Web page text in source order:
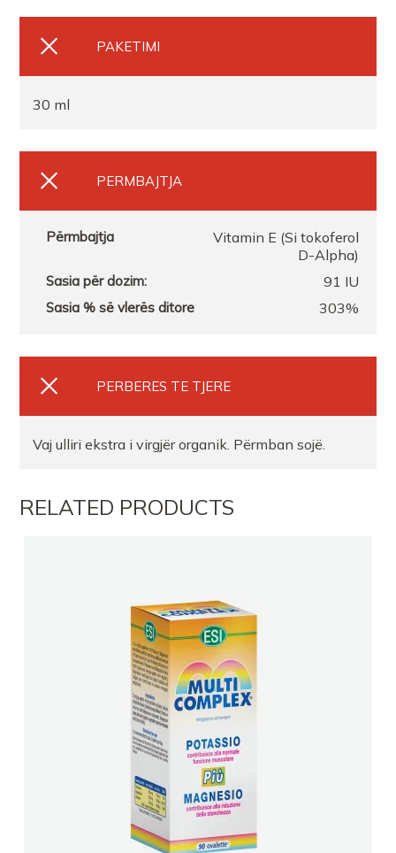
PAKETIMI
30 ml
PERMBAJTJA
Vitamin E (Si tokoferol
D-Alpha)
91 IU
303%
PERBERES TE TJERE
Vaj ulliri ekstra i virgjër organik. Përmban sojë.
RELATED PRODUCTS